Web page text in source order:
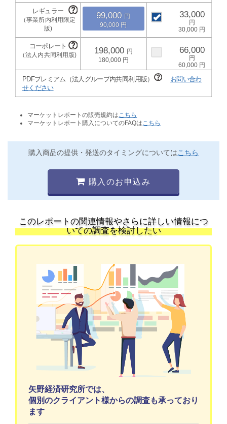
99,000
90,000
33,000
30,000
198,000
180,000
66,000
60,000
PDFプレミアム（法人グループ内共同利用版）
お問い合わ
せください
マーケットレポートの販売規約は こちら
マーケットレポート購入についてのFAQは こちら
購入商品の提供・発送のタイミングについてはこちら
購入のお申込み
このレポートの関連情報やさらに詳しい情報につ
いての調査を検討したい
矢野経済研究所では、
個別のクライアント様からの調査も承っており
ます